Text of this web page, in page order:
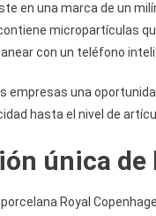
en una marca de un
micropartículas
con un teléfono
empresas una
hasta el nivel de
única de
Royal